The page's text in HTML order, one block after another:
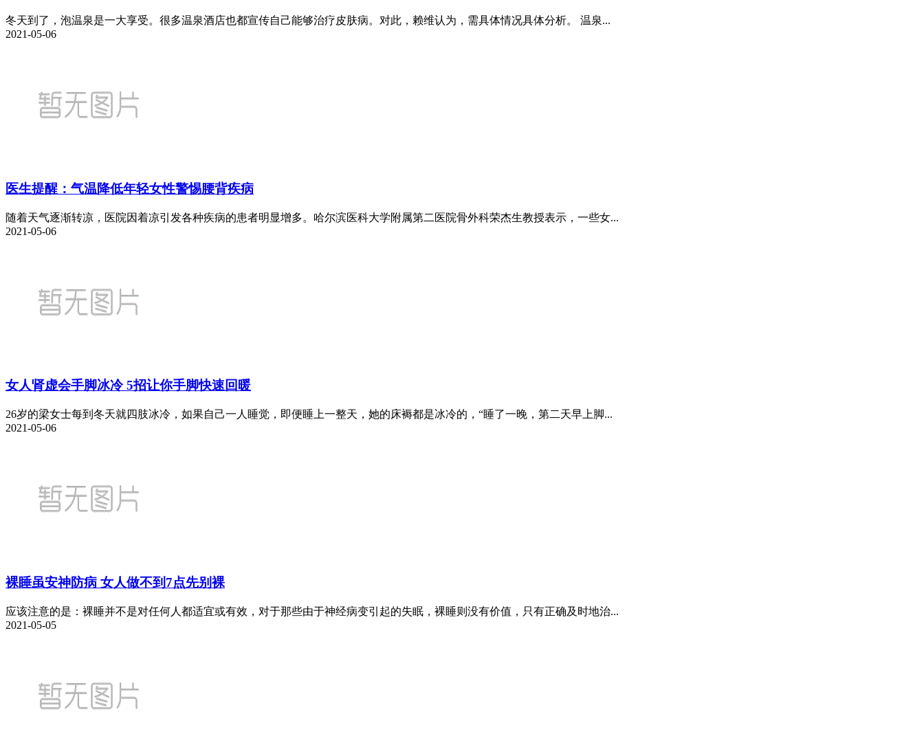
冬天到了，泡温泉是一大享受。很多温泉酒店也都宣传自己能够治疗皮肤病。对此，赖维认为，需具体情况具体分析。 温泉...
2021-05-06
医生提醒：气温降低年轻女性警惕腰背疾病
随着天气逐渐转凉，医院因着凉引发各种疾病的患者明显增多。哈尔滨医科大学附属第二医院骨外科荣杰生教授表示，一些女...
2021-05-06
女人肾虚会手脚冰冷 5招让你手脚快速回暖
26岁的梁女士每到冬天就四肢冰冷，如果自己一人睡觉，即便睡上一整天，她的床褥都是冰冷的，“睡了一晚，第二天早上脚...
2021-05-06
裸睡虽安神防病 女人做不到7点先别裸
应该注意的是：裸睡并不是对任何人都适宜或有效，对于那些由于神经病变引起的失眠，裸睡则没有价值，只有正确及时地治...
2021-05-05